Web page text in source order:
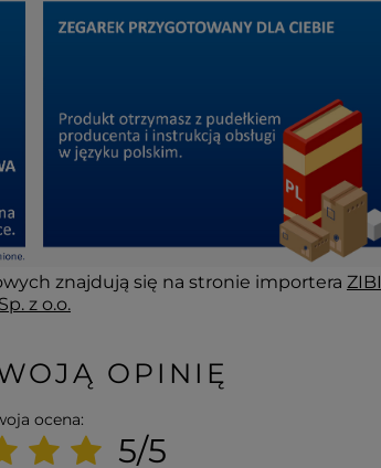
znajdują się na stronie importera ZIBI
Sp. z o.o.
OPINIĘ
ocena:
5/5